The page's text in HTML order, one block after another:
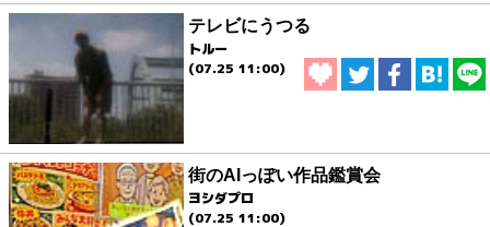
テレビにうつる
トルー
(07.25 11:00)
街のAIっぽい作品鑑賞会
ヨシダプロ
(07.25 11:00)